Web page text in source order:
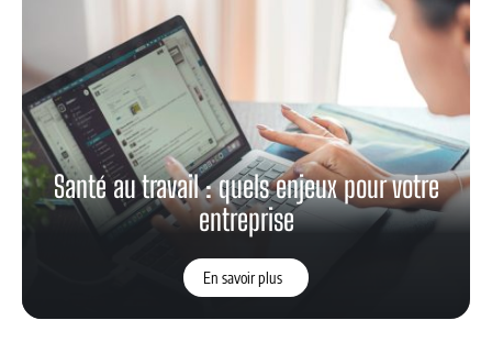
Santé au travail : quels enjeux pour votre
entreprise
En savoir plus